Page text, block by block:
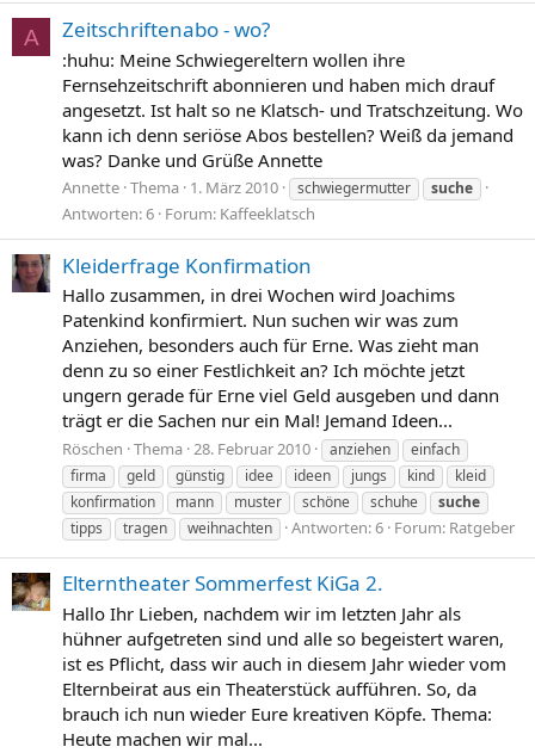
A Zeitschriftenabo - wo?
:huhu: Meine Schwiegereltern wollen ihre
Fernsehzeitschrift abonnieren und haben mich drauf
angesetzt. Ist halt so ne Klatsch- und Tratschzeitung. Wo
kann ich denn seriöse Abos bestellen? Weiß da jemand
was? Danke und Grüße Annette
Annette Thema 1. März 2010 schwiegermutter suche
Antworten: 6 Forum: Kaffeeklatsch
Kleiderfrage Konfirmation
Hallo zusammen, in drei Wochen wird Joachims
Patenkind konfirmiert. Nun suchen wir was zum
Anziehen, besonders auch für Erne. Was zieht man
denn zu so einer Festlichkeit an? Ich möchte jetzt
ungern gerade für Erne viel Geld ausgeben und dann
trägt er die Sachen nur ein Mal! Jemand Ideen...
Röschen Thema 28. Februar 2010 anziehen
einfach
firma
geld günstig idee ideen jungs kind
kleid
konfirmation
mann muster schöne schuhe
suche
tipps
tragen weihnachten Antworten: 6 Forum: Ratgeber
Elterntheater Sommerfest KiGa 2.
Hallo Ihr Lieben, nachdem wir im letzten Jahr als
hühner aufgetreten sind und alle so begeistert waren,
ist es Pflicht, dass wir auch in diesem Jahr wieder vom
Elternbeirat aus ein Theaterstück aufführen. So, da
brauch ich nun wieder Eure kreativen Köpfe. Thema:
Heute machen wir mal...